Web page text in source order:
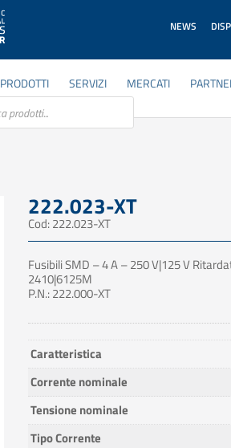
NEWS
PRODOTTI SERVIZI MERCATI
222.023-XT
Cod: 222.023-XT
Fusibili SMD – 4 A – 250 V|125 V
2410|6125M
P.N.: 222.000-XT
Caratteristica
Corrente nominale
Tensione nominale
Tipo Corrente